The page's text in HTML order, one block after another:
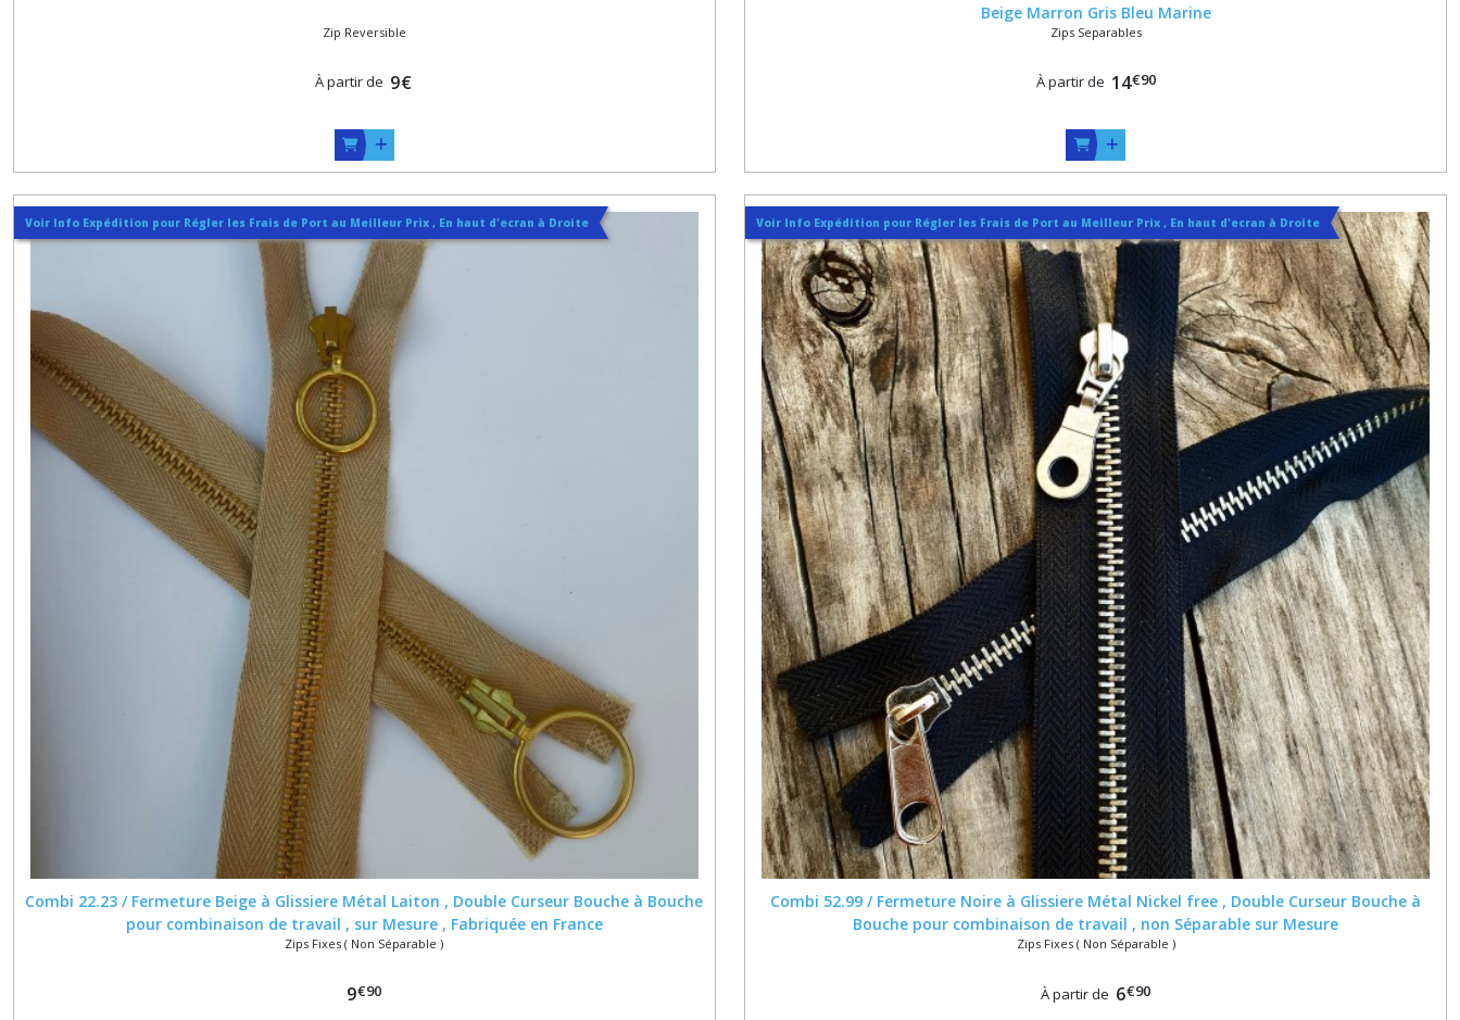
Zip Reversible
À partir de 9€
Beige Marron Gris Bleu Marine
Zips Separables
À partir de 14€90
Voir Info Expédition pour Régler les Frais de Port au Meilleur Prix , En haut d'ecran à Droite
Combi 22.23 / Fermeture Beige à Glissiere Métal Laiton , Double Curseur Bouche à Bouche
pour combinaison de travail , sur Mesure , Fabriquée en France
Zips Fixes ( Non Séparable )
9€90
Voir Info Expédition pour Régler les Frais de Port au Meilleur Prix , En haut d'ecran à Droite
Combi 52.99 / Fermeture Noire à Glissiere Métal Nickel free , Double Curseur Bouche à
Bouche pour combinaison de travail , non Séparable sur Mesure
Zips Fixes ( Non Séparable )
À partir de 6€90